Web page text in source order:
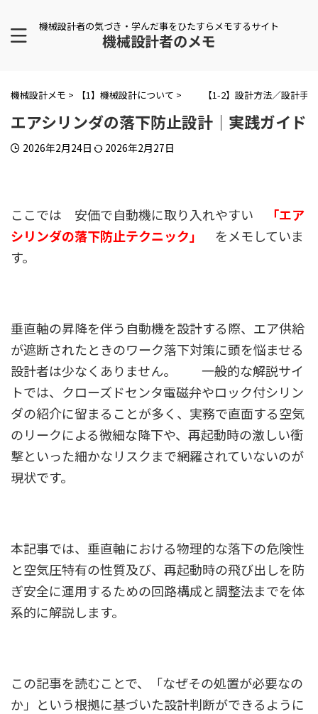
機械設計者の気づき・学んだ事をひたすらメモするサイト
機械設計者のメモ
機械設計メモ > 【1】機械設計について > 【1-2】設計方法／設計手法
エアシリンダの落下防止設計｜実践ガイド
2026年2月24日 2026年2月27日
ここでは 安価で自動機に取り入れやすい
「エア
シリンダの落下防止テクニック」
をメモしていま
す。
垂直軸の昇降を伴う自動機を設計する際、エア供給
が遮断されたときのワーク落下対策に頭を悩ませる
設計者は少なくありません。 一般的な解説サイ
トでは、クローズドセンタ電磁弁やロック付シリン
ダの紹介に留まることが多く、実務で直面する空気
のリークによる微細な降下や、再起動時の激しい衝
撃といった細かなリスクまで網羅されていないのが
現状です。
本記事では、垂直軸における物理的な落下の危険性
と空気圧特有の性質及び、再起動時の飛び出しを防
ぎ安全に運用するための回路構成と調整法までを体
系的に解説します。
この記事を読むことで、「なぜその処置が必要なの
か」という根拠に基づいた設計判断ができるように